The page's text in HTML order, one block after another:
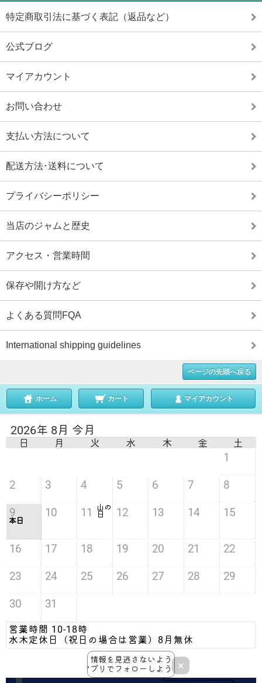
特定商取引法に基づく表記（返品など）
公式ブログ
マイアカウント
お問い合わせ
支払い方法について
配送方法･送料について
プライバシーポリシー
当店のジャムと歴史
アクセス・営業時間
保存や開け方など
よくある質問FQA
International shipping guidelines
ページの先頭へ戻る
ホーム カート マイアカウント